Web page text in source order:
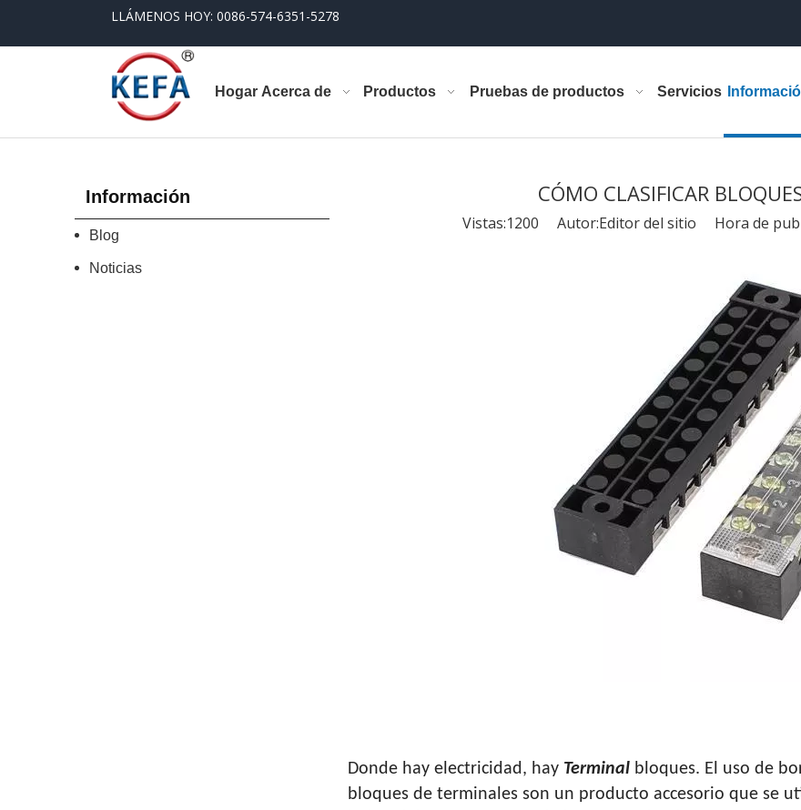
LLÁMENOS HOY: 0086-574-6351-5278
Hogar Acerca de Productos Pruebas de productos Servicios
Información
Blog
Noticias
CÓMO CLASIFICAR
Vistas:1200 Autor:Editor del sitio Hora de
Donde hay electricidad, hay Terminal bloques. El uso de
bloques de terminales son un producto accesorio que se